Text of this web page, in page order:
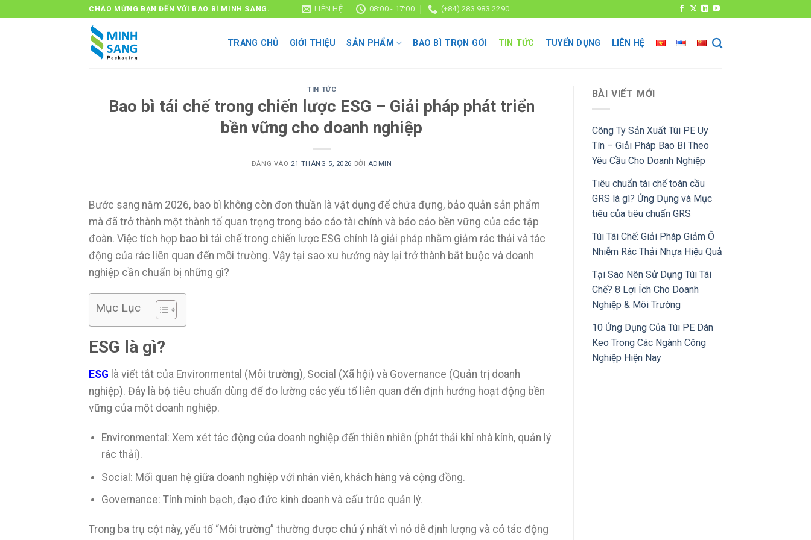
qua
CHÀO MỪNG BẠN ĐẾN VỚI BAO BÌ MINH SANG. LIÊN HỆ 08:00 - 17:00 (+84) 283 983 2290
TRANG CHỦ GIỚI THIỆU SẢN PHẨM BAO BÌ TRỌN GÓI TIN TỨC TUYỂN DỤNG LIÊN HỆ
TIN TỨC
Bao bì tái chế trong chiến lược ESG – Giải pháp phát triển
bền vững cho doanh nghiệp
ĐĂNG VÀO 21 THÁNG 5, 2026 BỞI ADMIN
Bước sang năm 2026, bao bì không còn đơn thuần là vật dụng để chứa đựng, bảo quản sản phẩm
mà đã trở thành một thành tố quan trọng trong báo cáo tài chính và báo cáo bền vững của các tập
đoàn. Việc tích hợp bao bì tái chế trong chiến lược ESG chính là giải pháp nhằm giảm rác thải và tác
động của rác liên quan đến môi trường. Vậy tại sao xu hướng này lại trở thành bắt buộc và doanh
nghiệp cần chuẩn bị những gì?
Mục Lục
ESG là gì?
ESG là viết tắt của Environmental (Môi trường), Social (Xã hội) và Governance (Quản trị doanh
nghiệp). Đây là bộ tiêu chuẩn dùng để đo lường các yếu tố liên quan đến định hướng hoạt động bền
vững của một doanh nghiệp.
Environmental: Xem xét tác động của doanh nghiệp đến thiên nhiên (phát thải khí nhà kính, quản lý
rác thải).
Social: Mối quan hệ giữa doanh nghiệp với nhân viên, khách hàng và cộng đồng.
Governance: Tính minh bạch, đạo đức kinh doanh và cấu trúc quản lý.
Trong ba trụ cột này, yếu tố “Môi trường” thường được chú ý nhất vì nó dễ định lượng và có tác động
BÀI VIẾT MỚI
Công Ty Sản Xuất Túi PE Uy
Tín – Giải Pháp Bao Bì Theo
Yêu Cầu Cho Doanh Nghiệp
Tiêu chuẩn tái chế toàn cầu
GRS là gì? Ứng Dụng và Mục
tiêu của tiêu chuẩn GRS
Túi Tái Chế: Giải Pháp Giảm Ô
Nhiễm Rác Thải Nhựa Hiệu Quả
Tại Sao Nên Sử Dụng Túi Tái
Chế? 8 Lợi Ích Cho Doanh
Nghiệp & Môi Trường
10 Ứng Dụng Của Túi PE Dán
Keo Trong Các Ngành Công
Nghiệp Hiện Nay